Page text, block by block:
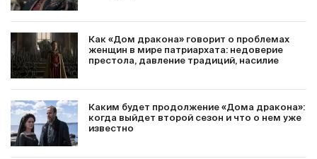
Как «Дом дракона» говорит о проблемах
женщин в мире патриархата: недоверие
престола, давление традиций, насилие
Каким будет продолжение «Дома дракона»:
когда выйдет второй сезон и что о нем уже
известно